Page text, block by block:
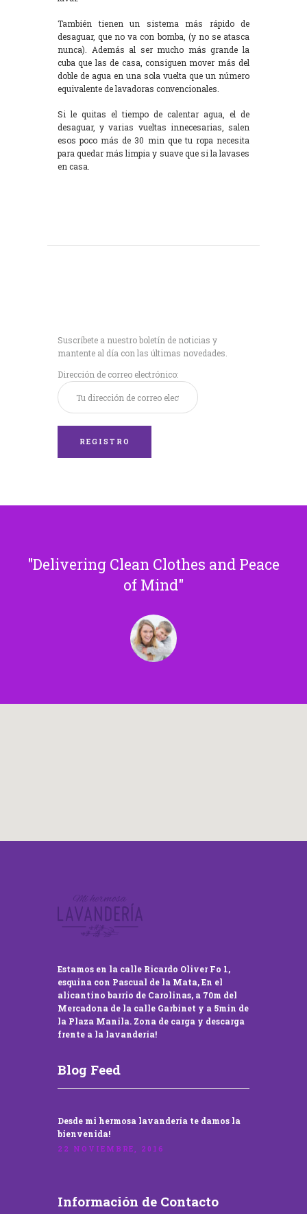
También tienen un sistema más rápido de
desaguar, que no va con bomba, (y no se atasca
nunca). Además al ser mucho más grande la
cuba que las de casa, consiguen mover más del
doble de agua en una sola vuelta que un número
equivalente de lavadoras convencionales.
Si le quitas el tiempo de calentar agua, el de
desaguar, y varias vueltas innecesarias, salen
esos poco más de 30 min que tu ropa necesita
para quedar más limpia y suave que si la lavases
en casa.
Suscríbete a nuestro boletín de noticias y
mantente al día con las últimas novedades.
Dirección de correo electrónico:
Delivering Clean Clothes and Peace
of Mind
Estamos en la calle Ricardo Oliver Fo 1,
esquina con Pascual de la Mata, En el
alicantino barrio de Carolinas, a 70m del
Mercadona de la calle Garbinet y a 5min de
la Plaza Manila. Zona de carga y descarga
frente a la lavandería!
Blog Feed
Desde mi hermosa lavandería te damos la
bienvenida!
22 NOVIEMBRE, 2016
Información de Contacto